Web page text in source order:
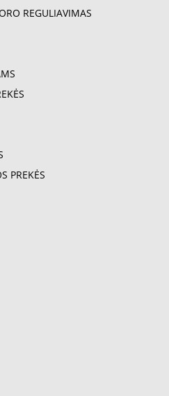
REGULIAVIMAS
PREKĖS